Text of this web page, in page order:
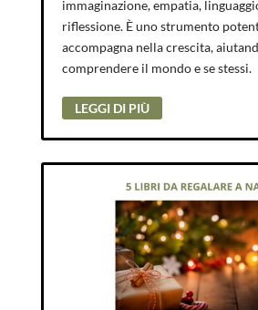
immaginazione, empatia,
riflessione. È uno strumento
accompagna nella crescita,
comprendere il mondo e se stessi.
LEGGI DI PIÙ